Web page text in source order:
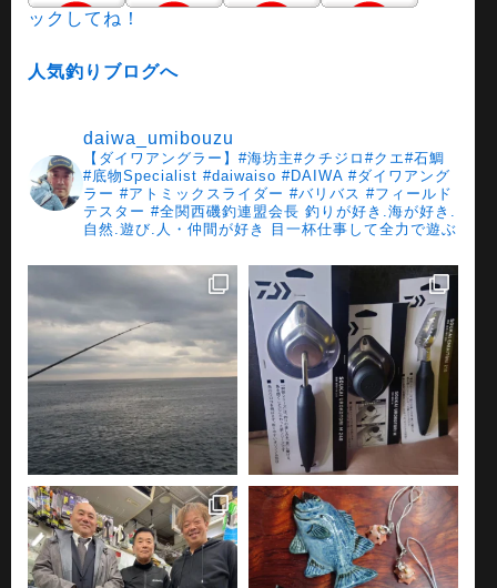
ックしてね！
人気釣りブログへ
daiwa_umibouzu
【ダイワアングラー】#海坊主#クチジロ#クエ#石鯛
#底物Specialist #daiwaiso #DAIWA #ダイワアング
ラー #アトミックスライダー #バリバス #フィールド
テスター #全関西磯釣連盟会長 釣りが好き.海が好き.
自然.遊び.人・仲間が好き
目一杯仕事して全力で遊ぶ